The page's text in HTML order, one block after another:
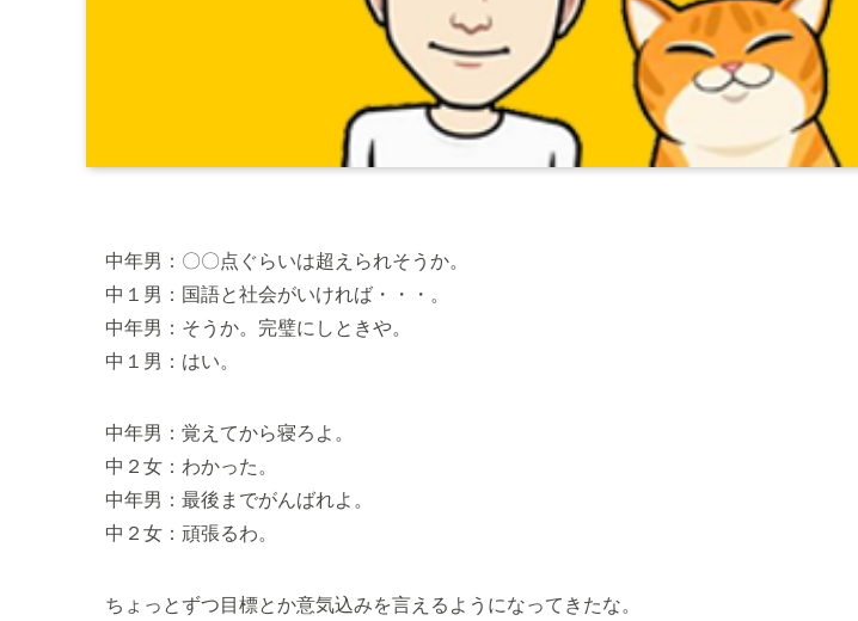
中年男：〇〇点ぐらいは超えられそうか。
中１男：国語と社会がいければ・・・。
中年男：そうか。完璧にしときや。
中１男：はい。
中年男：覚えてから寝ろよ。
中２女：わかった。
中年男：最後までがんばれよ。
中２女：頑張るわ。
ちょっとずつ目標とか意気込みを言えるようになってきたな。